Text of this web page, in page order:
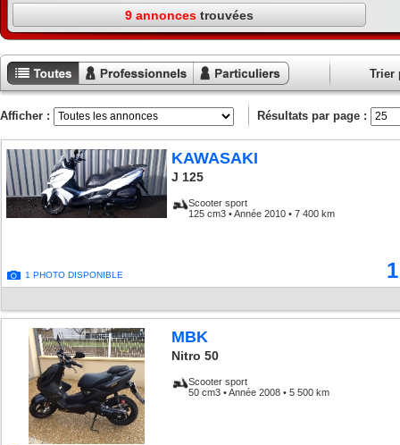
9 annonces trouvées
Toutes les
annonces
Annonces
professionnels
Annonces
particuliers
Trier
Afficher : Résultats par page :
1 PHOTO DISPONIBLE
KAWASAKI
J 125
Scooter sport
125 cm3 • Année 2010 • 7 400 km
MBK
Nitro 50
Scooter sport
50 cm3 • Année 2008 • 5 500 km